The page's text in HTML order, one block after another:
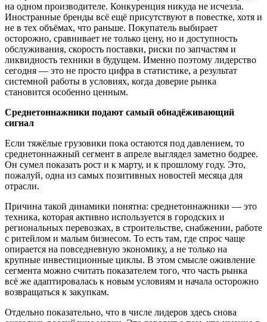
на одном производителе. Конкуренция никуда не исчезла.
Иностранные бренды всё ещё присутствуют в повестке, хотя и
не в тех объёмах, что раньше. Покупатель выбирает
осторожно, сравнивает не только цену, но и доступность
обслуживания, скорость поставки, риски по запчастям и
ликвидность техники в будущем. Именно поэтому лидерство
сегодня — это не просто цифра в статистике, а результат
системной работы в условиях, когда доверие рынка
становится особенно ценным.
Среднетоннажники подают самый обнадёживающий
сигнал
Если тяжёлые грузовики пока остаются под давлением, то
среднетоннажный сегмент в апреле выглядел заметно бодрее.
Он сумел показать рост и к марту, и к прошлому году. Это,
пожалуй, одна из самых позитивных новостей месяца для
отрасли.
Причина такой динамики понятна: среднетоннажники — это
техника, которая активно используется в городских и
региональных перевозках, в строительстве, снабжении, работе
с ритейлом и малым бизнесом. То есть там, где спрос чаще
опирается на повседневную экономику, а не только на
крупные инвестиционные циклы. В этом смысле оживление
сегмента можно считать показателем того, что часть рынка
всё же адаптировалась к новым условиям и начала осторожно
возвращаться к закупкам.
Отдельно показательно, что в числе лидеров здесь снова